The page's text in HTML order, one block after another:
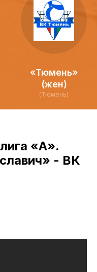
«Тюмень»
(жен)
(Тюмень)
«А».
- ВК